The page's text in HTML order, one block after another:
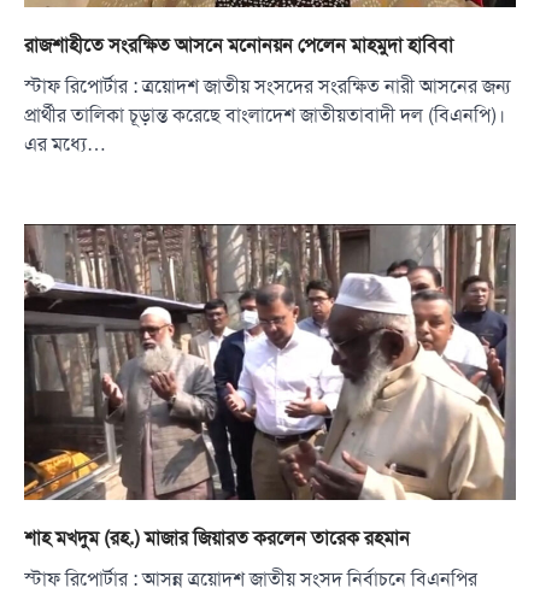
রাজশাহীতে সংরক্ষিত আসনে মনোনয়ন পেলেন মাহমুদা হাবিবা
স্টাফ রিপোর্টার : ত্রয়োদশ জাতীয় সংসদের সংরক্ষিত নারী আসনের জন্য
প্রার্থীর তালিকা চূড়ান্ত করেছে বাংলাদেশ জাতীয়তাবাদী দল (বিএনপি)।
এর মধ্যে…
শাহ মখদুম (রহ.) মাজার জিয়ারত করলেন তারেক রহমান
স্টাফ রিপোর্টার : আসন্ন ত্রয়োদশ জাতীয় সংসদ নির্বাচনে বিএনপির